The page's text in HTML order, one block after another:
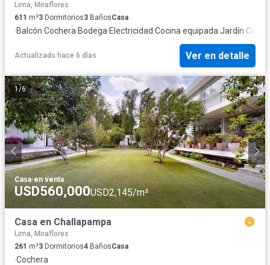
Lima, Miraflores
611 m²3 Dormitorios3 BañosCasa
·Balcón·Cochera·Bodega·Electricidad·Cocina equipada·Jardín·
Actualizado hace 6 días Ver en detalle
1/6
Casa·en venta
USD560,000USD2,145/m²
Casa en Challapampa
Lima, Miraflores
261 m²3 Dormitorios4 BañosCasa
·Cochera